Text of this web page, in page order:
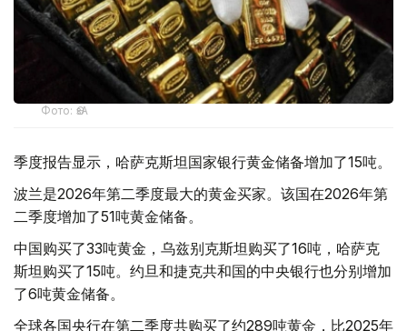
Фото: ӨзА
季度报告显示，哈萨克斯坦国家银行黄金储备增加了15吨。
波兰是2026年第二季度最大的黄金买家。该国在2026年第
二季度增加了51吨黄金储备。
中国购买了33吨黄金，乌兹别克斯坦购买了16吨，哈萨克
斯坦购买了15吨。约旦和捷克共和国的中央银行也分别增加
了6吨黄金储备。
全球各国央行在第二季度共购买了约289吨黄金，比2025年